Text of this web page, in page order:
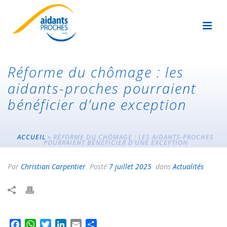
Réforme du chômage : les
aidants-proches pourraient
bénéficier d’une exception
ACCUEIL »RÉFORME DU CHÔMAGE : LES AIDANTS-PROCHES
POURRAIENT BÉNÉFICIER D’UNE EXCEPTION
Par Christian Carpentier Posté 7 juillet 2025 dansActualités
W